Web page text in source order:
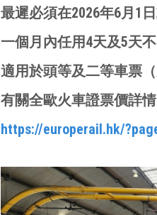
最遲必須在2026年6月1
一個月內任用4天及5天
適用於頭等及二等車票
有關全歐火車證票價詳
https://europerail.hk/